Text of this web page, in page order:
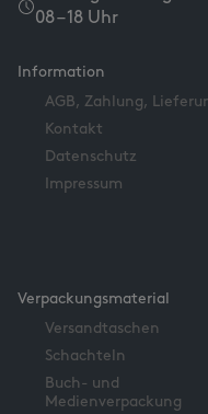
08 – 18 Uhr
Information
AGB, Zahlung,
Kontakt
Datenschutz
Impressum
Verpackungsmaterial
Versandtaschen
Schachteln
Buch- und
Medienverpackung